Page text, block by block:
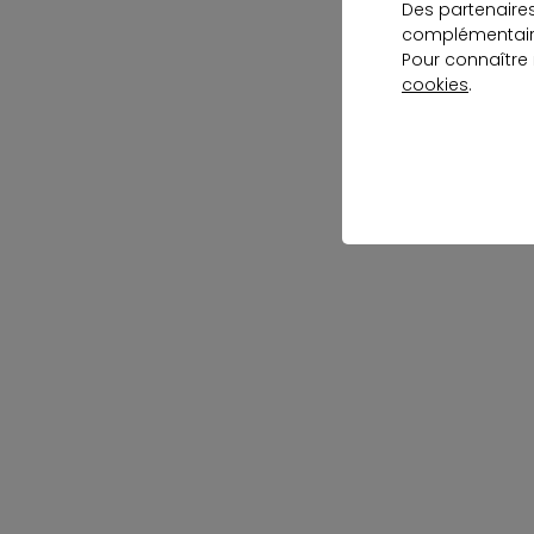
Des
Pour
cookies.